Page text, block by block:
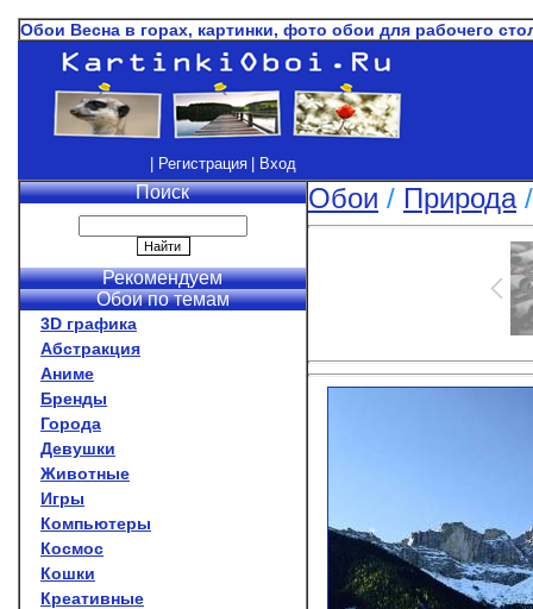
Обои Весна в горах, картинки, фото обои для рабочего
| Регистрация | Вход
Поиск
Рекомендуем
Обои по темам
3D графика
Абстракция
Аниме
Бренды
Города
Девушки
Животные
Игры
Компьютеры
Космос
Кошки
Креативные
Обои / Природа